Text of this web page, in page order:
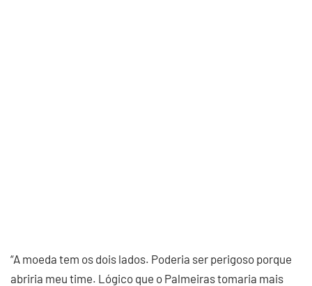
“A moeda tem os dois lados. Poderia ser perigoso porque
abriria meu time. Lógico que o Palmeiras tomaria mais